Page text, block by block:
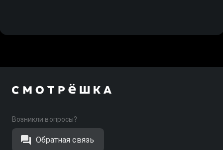
Возникли вопросы?
Обратная связь